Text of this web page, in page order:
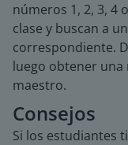
números 1, 2, 3, 4
clase y buscan a
correspondiente.
luego obtener
maestro.
Consejos
Si los estudiantes